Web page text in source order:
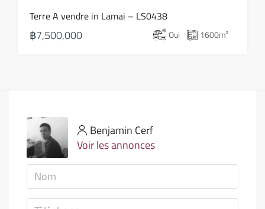
Terre A vendre in Lamai – LS0438
฿7,500,000 Oui 1600m²
Benjamin Cerf
Voir les annonces